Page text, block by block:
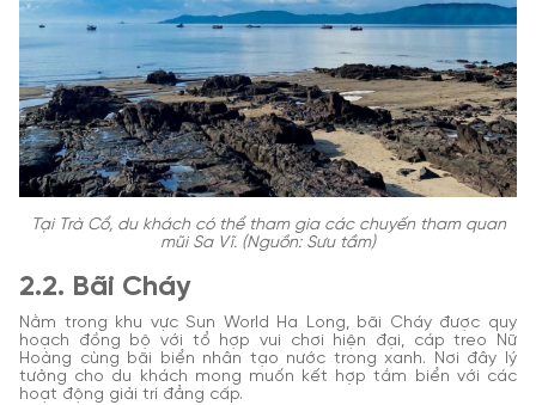
Tại Trà Cổ, du khách có thể tham gia các chuyến tham quan
mũi Sa Vĩ. (Nguồn: Sưu tầm)
2.2. Bãi Cháy
Nằm trong khu vực Sun World Ha Long, bãi Cháy được quy
hoạch đồng bộ với tổ hợp vui chơi hiện đại, cáp treo Nữ
Hoàng cùng bãi biển nhân tạo nước trong xanh. Nơi đây lý
tưởng cho du khách mong muốn kết hợp tắm biển với các
hoạt động giải trí đẳng cấp.